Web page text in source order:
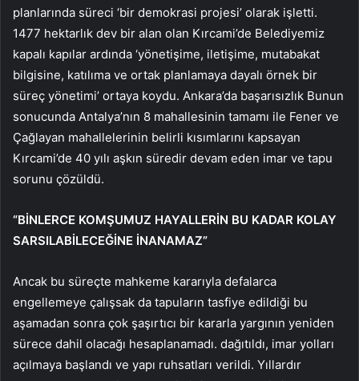
planlarında süreci ‘bir demokrasi projesi’ olarak işletti.
1477 hektarlık dev bir alan olan Kırcami’de Belediyemiz
kapalı kapılar ardında ‘yönetişime, iletişime, mutabakat
bilgisine, katılıma ve ortak planlamaya dayalı örnek bir
süreç yönetimi’ ortaya koydu. Ankara’da başarısızlık Bunun
sonucunda Antalya’nın 8 mahallesinin tamamı ile Fener ve
Çağlayan mahallelerinin belirli kısımlarını kapsayan
Kırcami’de 40 yılı aşkın süredir devam eden imar ve tapu
sorunu çözüldü.
“BİNLERCE KOMŞUMUZ HAYALLERİN BU KADAR KOLAY
SARSILABİLECEĞİNE İNANAMAZ”
Ancak bu süreçte mahkeme kararıyla defalarca
engellemeye çalışsak da tapuların tasfiye edildiği bu
aşamadan sonra çok şaşırtıcı bir kararla yargının yeniden
sürece dahil olacağı hesaplanamadı. dağıtıldı, imar yolları
açılmaya başlandı ve yapı ruhsatları verildi. Yıllardır